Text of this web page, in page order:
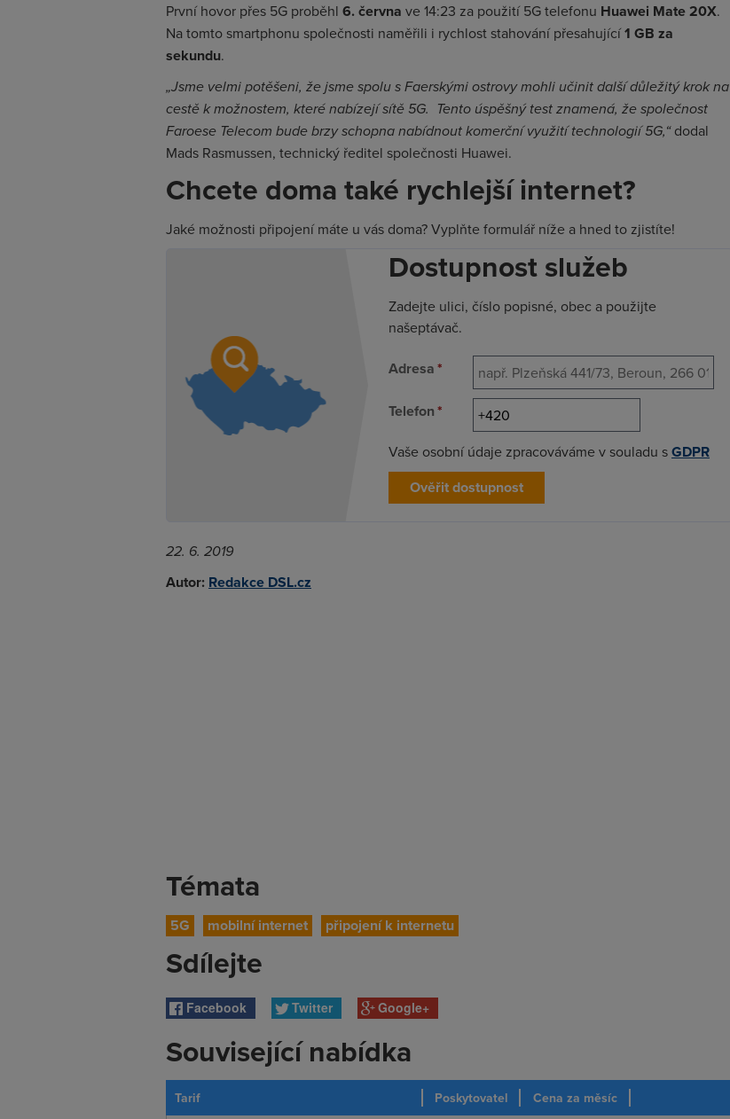
První hovor přes 5G proběhl 6. června ve 14:23 za použití 5G telefonu Huawei Mate 20X.
Na tomto smartphonu společnosti naměřili i rychlost stahování přesahující1 GB za
sekundu.
„Jsme velmi potěšeni, že jsme spolu s Faerskými ostrovy mohli učinit další důležitý krok na
cestě k možnostem, které nabízejí sítě 5G. Tento úspěšný test znamená, že společnost
Faroese Telecom bude brzy schopna nabídnout komerční využití technologií 5G,“dodal
Mads Rasmussen, technický ředitel společnosti Huawei.
Chcete doma také rychlejší internet?
Jaké možnosti připojení máte u vás doma? Vyplňte formulář níže a hned to zjistíte!
Dostupnost služeb
Zadejte ulici, číslo popisné, obec a použijte
našeptávač.
Adresa*
Telefon*
Vaše osobní údaje zpracováváme v souladu sGDPR
Ověřit dostupnost
22. 6. 2019
Autor: Redakce DSL.cz
Témata
5G mobilní internet připojení k internetu
Sdílejte
Facebook Twitter Google+
Související nabídka
Tarif Poskytovatel Cena za měsíc